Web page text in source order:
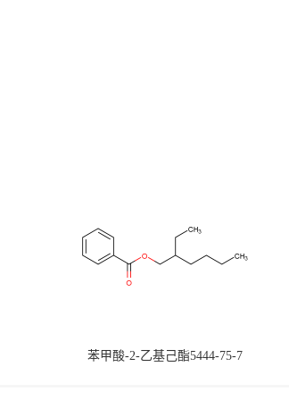
苯甲酸-2-乙基己酯5444-75-7